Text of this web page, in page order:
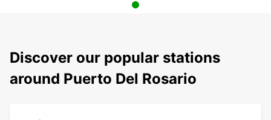
Discover our popular stations
around Puerto Del Rosario